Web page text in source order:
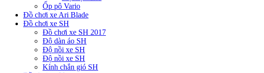
Ốp pô Vario
Đồ chơi xe Ari Blade
Đồ chơi xe SH
Đồ chơi xe SH 2017
Độ dàn áo SH
Độ nồi xe SH
Độ nồi xe SH
Kính chắn gió SH